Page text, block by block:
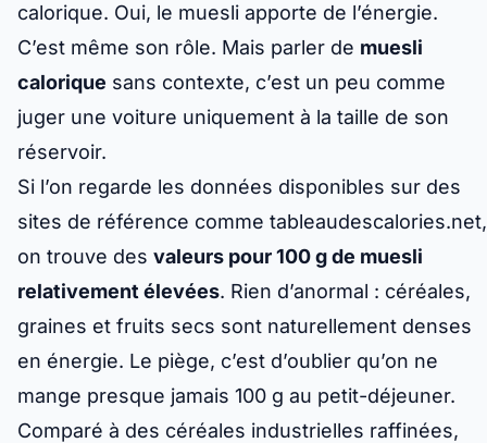
calorique. Oui, le muesli apporte de l’énergie.
C’est même son rôle. Mais parler de muesli
calorique sans contexte, c’est un peu comme
juger une voiture uniquement à la taille de son
réservoir.
Si l’on regarde les données disponibles sur des
sites de référence comme tableaudescalories.net,
on trouve des valeurs pour 100 g de muesli
relativement élevées. Rien d’anormal : céréales,
graines et fruits secs sont naturellement denses
en énergie. Le piège, c’est d’oublier qu’on ne
mange presque jamais 100 g au petit-déjeuner.
Comparé à des céréales industrielles raffinées,